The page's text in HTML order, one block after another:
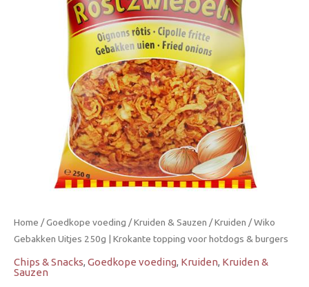
Home /Goedkope voeding /Kruiden & Sauzen /Kruiden / Wiko
Gebakken Uitjes 250g | Krokante topping voor hotdogs & burgers
Chips & Snacks, Goedkope voeding, Kruiden, Kruiden &
Sauzen